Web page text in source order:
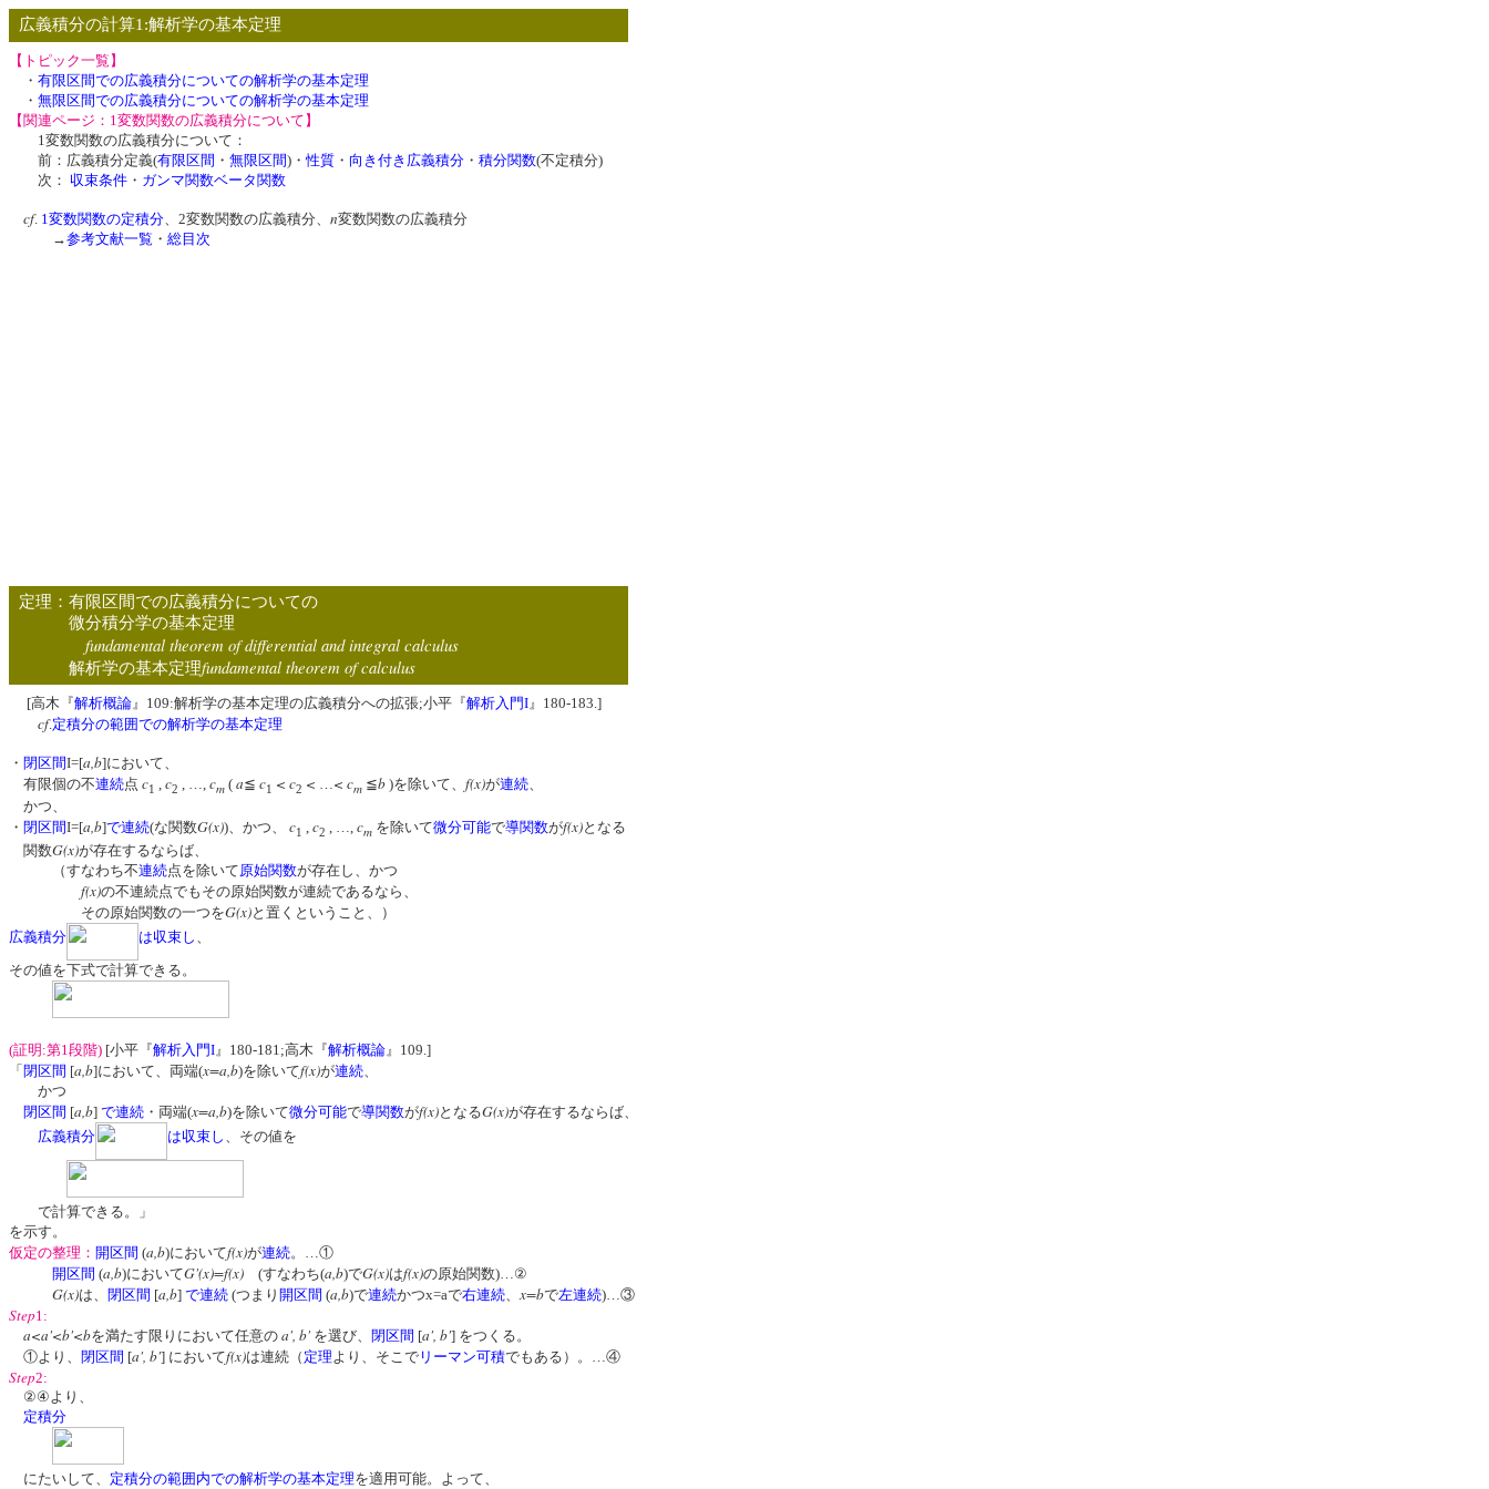
広義積分の計算1:解析学の基本定理
【トピック一覧】
・ 有限区間での広義積分についての解析学の基本定理
・ 無限区間での広義積分についての解析学の基本定理
【関連ページ：1変数関数の広義積分について】
1変数関数の広義積分について：
前：広義積分定義(有限区間 ・ 無限区間)・性質 ・ 向き付き広義積分 ・ 積分関数(不定積分)
次： 収束条件 ・ ガンマ関数ベータ関数
cf. 1変数関数の定積分 、2変数関数の広義積分、 n変数関数の広義積分
→参考文献一覧 ・ 総目次
定理：有限区間での広義積分についての
微分積分学の基本定理
fundamental theorem of differential and integral calculus
解析学の基本定理fundamental theorem of calculus
[高木『解析概論』109:解析学の基本定理の広義積分への拡張;小平『解析入門I』180-183.]
cf.定積分の範囲での解析学の基本定理
・ 閉区間I=[a,b]において、
有限個の不連続点 c1 , c2 , …, cm ( a≦ c1 < c2 < …< cm ≦b )を除いて、 f(x)が連続、
かつ、
・ 閉区間I=[a,b]で連続(な関数G(x))、かつ、 c1 c2 cm を除いて微分可能で導関数がf(x)となる
関数G(x)が存在するならば、
（すなわち不連続点を除いて 原始関数が存在し、かつ
f(x)の不連続点でもその原始関数が連続であるなら、
その原始関数の一つをG(x)と置くということ、）
広義積分
は収束し
その値を下式で計算できる。
(証明:第1段階) [小平『解析入門I 』180-181;高木『解析概論 』109.]
「閉区間 [a,b]において、両端(x=a,b)を除いてf(x)が連続
かつ
閉区間 [a,b] で連続 ・両端(x=a,b)を除いて微分可能で導関数がf(x)となるG(x)が存在するならば、
広義積分
は収束し 、その値を
で計算できる。」
を示す。
仮定の整理： 開区間 (a,b)においてf(x)が連続。…①
開区間 (a,b)においてG'(x)=f(x) (すなわち(a,b)でG(x)はf(x)の原始関数)…②
G(x)は、 閉区間 [a,b] で連続 (つまり 開区間 (a,b)で連続かつx=aで右連続 x=bで左連続)…③
Step1:
a<a'<b'<bを満たす限りにおいて任意の a', b' を選び、 閉区間 [a', b'] をつくる。
①より、 閉区間 [a', b'] においてf(x)は連続（ 定理 より、そこで リーマン可積でもある）。…④
Step2:
②④より、
定積分
にたいして、 定積分の範囲内での解析学の基本定理を適用可能。よって、